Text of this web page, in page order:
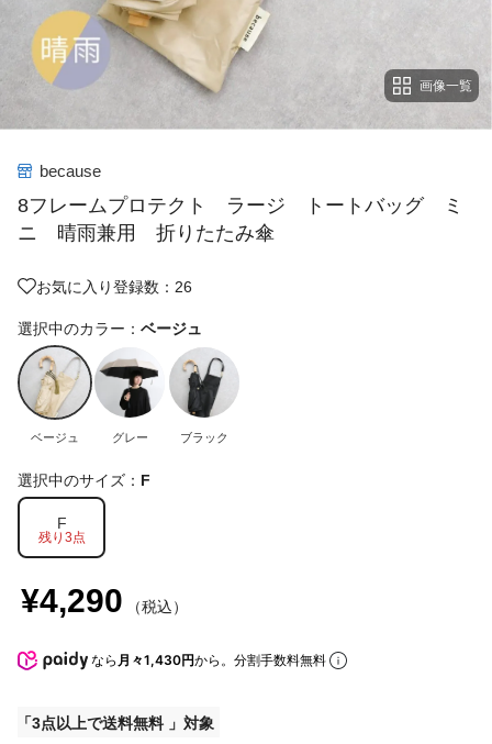
画像一覧
because
8フレームプロテクト ラージ トートバッグ ミ
ニ 晴雨兼用 折りたたみ傘
お気に入り登録数：26
選択中のカラー： ベージュ
ベージュ グレー ブラック
選択中のサイズ： F
F
残り3点
¥4,290 （税込）
なら 月々1,430円から。分割手数料無料
3点以上で送料無料